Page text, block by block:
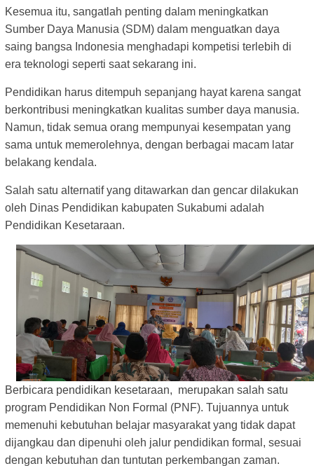
Kesemua itu, sangatlah penting dalam meningkatkan
Sumber Daya Manusia (SDM) dalam menguatkan daya
saing bangsa Indonesia menghadapi kompetisi terlebih di
era teknologi seperti saat sekarang ini.
Pendidikan harus ditempuh sepanjang hayat karena sangat
berkontribusi meningkatkan kualitas sumber daya manusia.
Namun, tidak semua orang mempunyai kesempatan yang
sama untuk memerolehnya, dengan berbagai macam latar
belakang kendala.
Salah satu alternatif yang ditawarkan dan gencar dilakukan
oleh Dinas Pendidikan kabupaten Sukabumi adalah
Pendidikan Kesetaraan.
Berbicara pendidikan kesetaraan, merupakan salah satu
program Pendidikan Non Formal (PNF). Tujuannya untuk
memenuhi kebutuhan belajar masyarakat yang tidak dapat
dijangkau dan dipenuhi oleh jalur pendidikan formal, sesuai
dengan kebutuhan dan tuntutan perkembangan zaman.